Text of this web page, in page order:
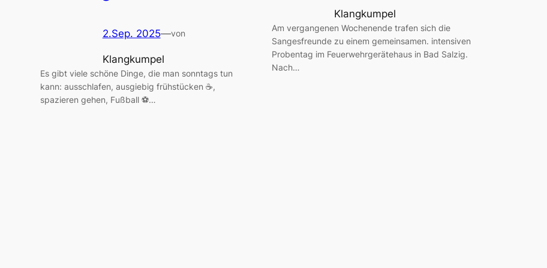
2.Sep. 2025—von
Klangkumpel
Es gibt viele schöne Dinge, die man sonntags tun
kann: ausschlafen, ausgiebig frühstücken ☕,
spazieren gehen, Fußball ⚽…
Klangkumpel
Am vergangenen Wochenende trafen sich die
Sangesfreunde zu einem gemeinsamen. intensiven
Probentag im Feuerwehrgerätehaus in Bad Salzig.
Nach…